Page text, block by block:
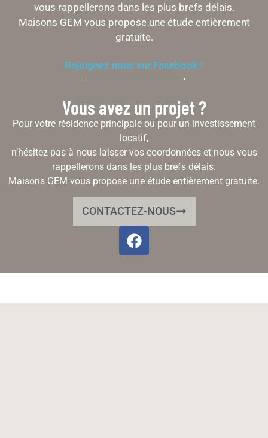
vous rappellerons dans les plus brefs délais.
Maisons GEM vous propose une étude entièrement
gratuite.
Rejoignez nous sur Facebook !
Vous avez un projet ?
Pour votre résidence principale ou pour un investissement
locatif,
n’hésitez pas à nous laisser vos coordonnées et nous vous
rappellerons dans les plus brefs délais.
Maisons GEM vous propose une étude entièrement gratuite.
CONTACTEZ-NOUS